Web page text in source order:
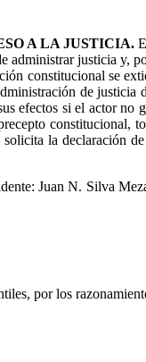
A LA JUSTICIA.
justicia y,
constitucional se
de
efectos si el actor no
constitucional,
la declaración
Juan N. Silva
por los